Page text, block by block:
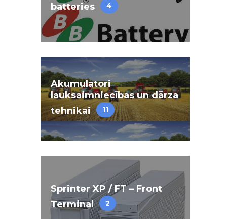
batteries
4
Akumulatori
lauksaimniecības un dārza
tehnikai
11
Sprinter XP / FT – Front
Terminal
2